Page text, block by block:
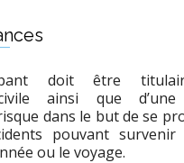
doit être
ainsi que d’une
dans le but de se
pouvant
ou le voyage.